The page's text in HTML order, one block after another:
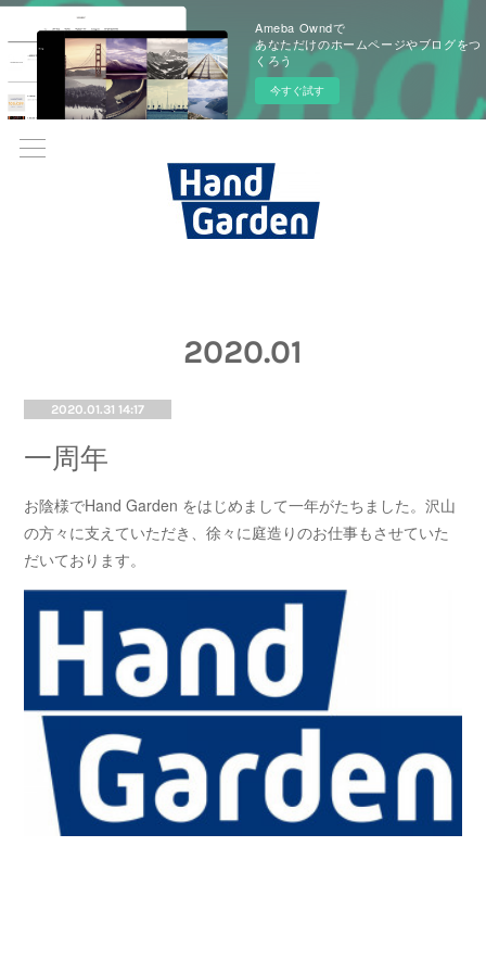
Ameba Owndで
あなただけのホームページやブログをつ
くろう
今すぐ試す
2020.01
2020.01.31 14:17
一周年
お陰様でHand Garden をはじめまして一年がたちました。沢山
の方々に支えていただき、徐々に庭造りのお仕事もさせていた
だいております。